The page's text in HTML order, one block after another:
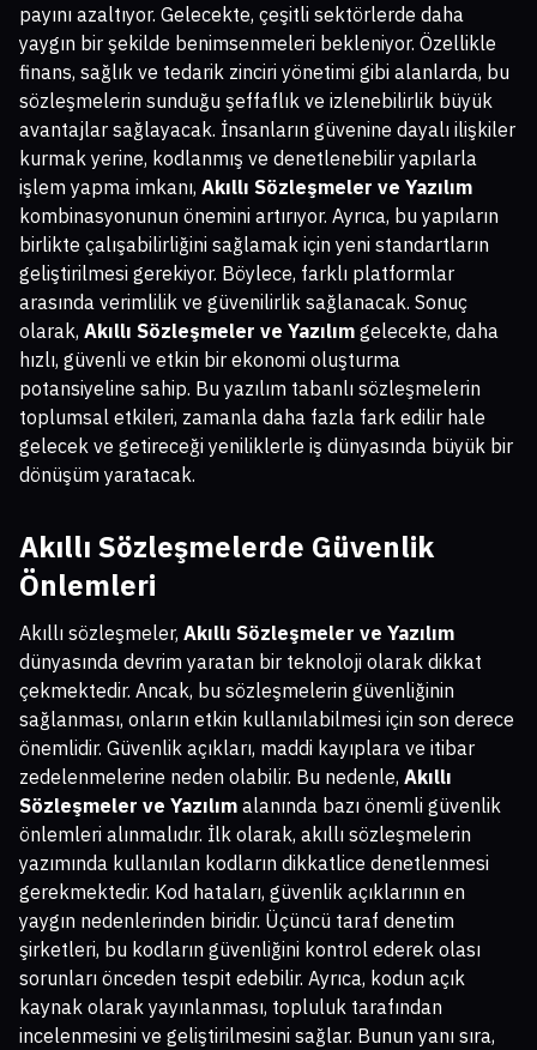
payını azaltıyor. Gelecekte, çeşitli sektörlerde daha
yaygın bir şekilde benimsenmeleri bekleniyor. Özellikle
finans, sağlık ve tedarik zinciri yönetimi gibi alanlarda, bu
sözleşmelerin sunduğu şeffaflık ve izlenebilirlik büyük
avantajlar sağlayacak. İnsanların güvenine dayalı ilişkiler
kurmak yerine, kodlanmış ve denetlenebilir yapılarla
işlem yapma imkanı, Akıllı Sözleşmeler ve Yazılım
kombinasyonunun önemini artırıyor. Ayrıca, bu yapıların
birlikte çalışabilirliğini sağlamak için yeni standartların
geliştirilmesi gerekiyor. Böylece, farklı platformlar
arasında verimlilik ve güvenilirlik sağlanacak. Sonuç
olarak, Akıllı Sözleşmeler ve Yazılım gelecekte, daha
hızlı, güvenli ve etkin bir ekonomi oluşturma
potansiyeline sahip. Bu yazılım tabanlı sözleşmelerin
toplumsal etkileri, zamanla daha fazla fark edilir hale
gelecek ve getireceği yeniliklerle iş dünyasında büyük bir
dönüşüm yaratacak.
Akıllı Sözleşmelerde Güvenlik
Önlemleri
Akıllı sözleşmeler, Akıllı Sözleşmeler ve Yazılım
dünyasında devrim yaratan bir teknoloji olarak dikkat
çekmektedir. Ancak, bu sözleşmelerin güvenliğinin
sağlanması, onların etkin kullanılabilmesi için son derece
önemlidir. Güvenlik açıkları, maddi kayıplara ve itibar
zedelenmelerine neden olabilir. Bu nedenle, Akıllı
Sözleşmeler ve Yazılım alanında bazı önemli güvenlik
önlemleri alınmalıdır. İlk olarak, akıllı sözleşmelerin
yazımında kullanılan kodların dikkatlice denetlenmesi
gerekmektedir. Kod hataları, güvenlik açıklarının en
yaygın nedenlerinden biridir. Üçüncü taraf denetim
şirketleri, bu kodların güvenliğini kontrol ederek olası
sorunları önceden tespit edebilir. Ayrıca, kodun açık
kaynak olarak yayınlanması, topluluk tarafından
incelenmesini ve geliştirilmesini sağlar. Bunun yanı sıra,